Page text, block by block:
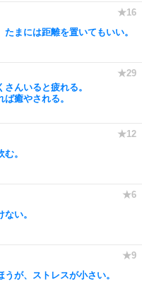
まには距離を置いてもいい。
んいると疲れる。
癒やされる。
。
い。
が、ストレスが小さい。